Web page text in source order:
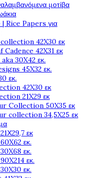
μοτίβα
Rice Papers για
collection 42X30 εκ
Cadence 42X31 εκ
30X42 εκ.
45X32 εκ.
εκ.
42X30 εκ
21X29 εκ
Collection 50X35 εκ
collection 34,5X25 εκ
εκ
εκ.
εκ.
εκ.
εκ.